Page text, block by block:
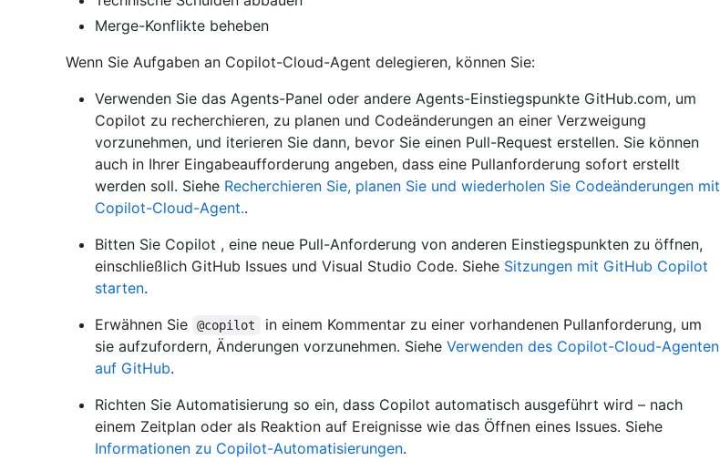
Merge-Konflikte beheben
Wenn Sie Aufgaben an Copilot-Cloud-Agent delegieren, können Sie:
Verwenden Sie das Agents-Panel oder andere Agents-Einstiegspunkte GitHub.com, um
Copilot zu recherchieren, zu planen und Codeänderungen an einer Verzweigung
vorzunehmen, und iterieren Sie dann, bevor Sie einen Pull-Request erstellen. Sie können
auch in Ihrer Eingabeaufforderung angeben, dass eine Pullanforderung sofort erstellt
werden soll. Siehe Recherchieren Sie, planen Sie und wiederholen Sie Codeänderungen mit
Copilot-Cloud-Agent..
Bitten Sie Copilot , eine neue Pull-Anforderung von anderen Einstiegspunkten zu öffnen,
einschließlich GitHub Issues und Visual Studio Code. Siehe Sitzungen mit GitHub Copilot
starten.
Erwähnen Sie
@copilot
in einem Kommentar zu einer vorhandenen Pullanforderung, um
sie aufzufordern, Änderungen vorzunehmen. Siehe Verwenden des Copilot-Cloud-Agenten
auf GitHub.
Richten Sie Automatisierung so ein, dass Copilot automatisch ausgeführt wird – nach
einem Zeitplan oder als Reaktion auf Ereignisse wie das Öffnen eines Issues. Siehe
Informationen zu Copilot-Automatisierungen.